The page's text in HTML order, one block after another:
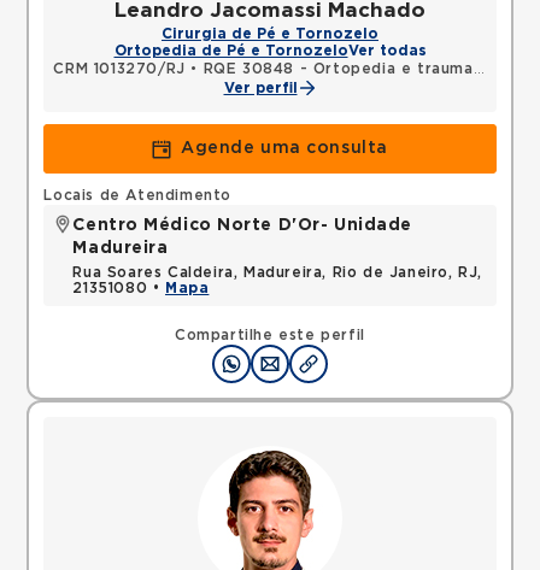
Leandro Jacomassi Machado
Cirurgia de Pé e Tornozelo
Ortopedia de Pé e TornozeloVer todas
CRM 1013270/RJ •
RQE 30848 - Ortopedia e traumatologia
Ver perfil
Agende uma consulta
Compartilhe este perfil
Locais de Atendimento
Centro Médico Norte D'Or- Unidade
Madureira
Rua Soares Caldeira, Madureira, Rio de Janeiro, RJ,
21351080 •
Mapa